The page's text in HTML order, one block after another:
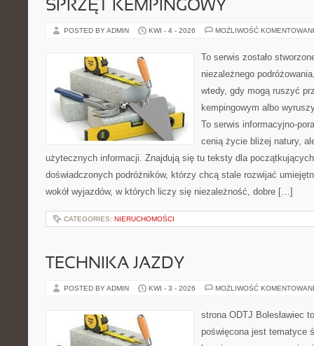
SPRZĘT KEMPINGOWY
POSTED BY ADMIN KWI - 4 - 2026 MOŻLIWOŚĆ
To serwis zostało
niezależnego
wtedy, gdy mogą ruszyć
kempingowym albo
To serwis informacyjno-
cenią życie bliżej natury,
użytecznych informacji. Znajdują się tu teksty dla
doświadczonych podróżników, którzy chcą stale rozwijać
wokół wyjazdów, w których liczy się niezależność, dobre […]
CATEGORIES: NIERUCHOMOŚCI
TECHNIKA JAZDY
POSTED BY ADMIN KWI - 3 - 2026 MOŻLIWOŚĆ
strona ODTJ Bolesławiec
poświęcona jest tematyce